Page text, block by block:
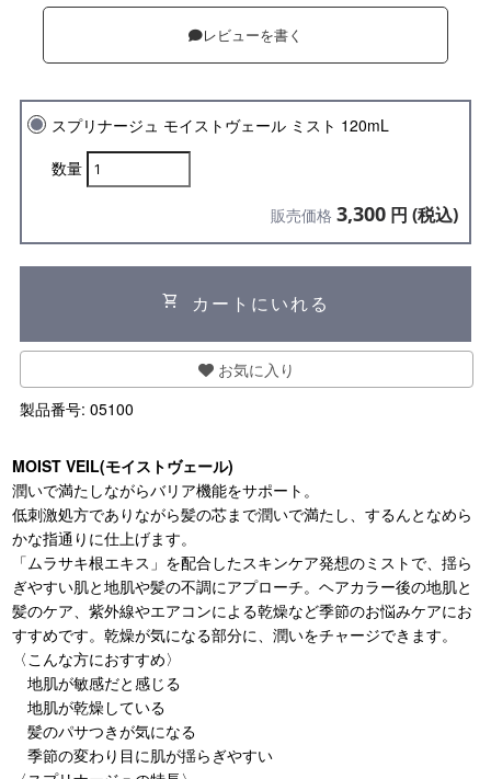
レビューを書く
スプリナージュ モイストヴェール ミスト 120mL
数量
販売価格 3,300 円 (税込)
shopping_cart カートにいれる
お気に入り
製品番号: 05100
MOIST VEIL(モイストヴェール)
潤いで満たしながらバリア機能をサポート。
低刺激処方でありながら髪の芯まで潤いで満たし、するんとなめら
かな指通りに仕上げます。
「ムラサキ根エキス」を配合したスキンケア発想のミストで、揺ら
ぎやすい肌と地肌や髪の不調にアプローチ。ヘアカラー後の地肌と
髪のケア、紫外線やエアコンによる乾燥など季節のお悩みケアにお
すすめです。乾燥が気になる部分に、潤いをチャージできます。
〈こんな方におすすめ〉
地肌が敏感だと感じる
地肌が乾燥している
髪のパサつきが気になる
季節の変わり目に肌が揺らぎやすい